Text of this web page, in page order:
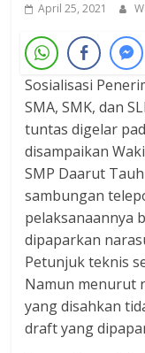
April 25, 2021
Sosialisasi
SMA, SMK, dan
tuntas digelar
disampaikan
SMP Daarut
sambungan
pelaksanaannya
dipaparkan
Petunjuk teknis
Namun menurut
yang disahkan
draft yang